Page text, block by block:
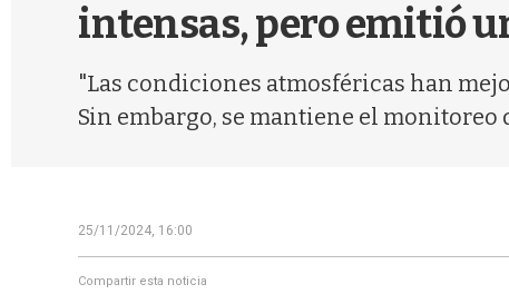
intensas, pero emitió
"Las condiciones atmosféricas han
Sin embargo, se mantiene el monitoreo
25/11/2024, 16:00
Compartir esta noticia